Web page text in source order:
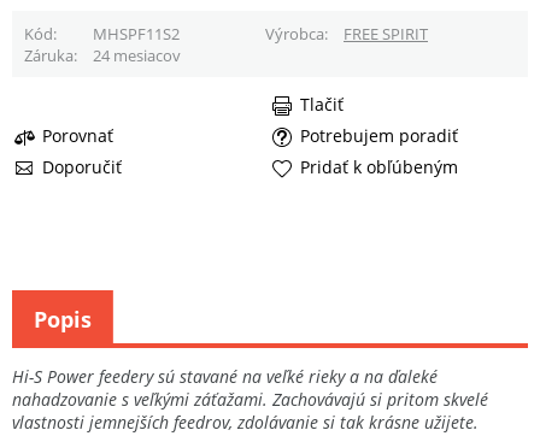
Kód MHSPF11S2 Výrobca
FREE SPIRIT
Záruka
24 mesiacov
Porovnať
Potrebujem poradiť
Doporučiť
Tlačiť
Pridať k obľúbeným
Hi-S Power feedery sú stavané na veľké rieky a na ďaleké
nahadzovanie s veľkými záťažami. Zachovávajú si pritom skvelé
vlastnosti jemnejších feedrov, zdolávanie si tak krásne užijete.
Popis